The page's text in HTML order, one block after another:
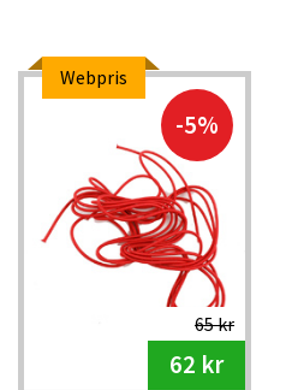
Webpris
-5%
65 kr
62 kr